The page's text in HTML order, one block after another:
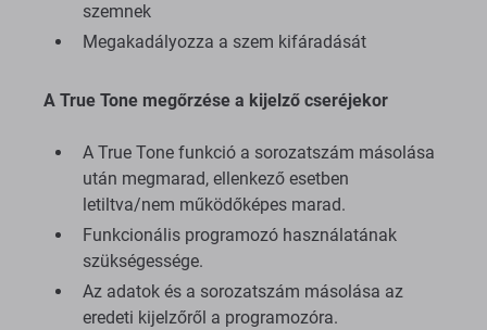
szemnek
Megakadályozza a szem kifáradását
A True Tone megőrzése a kijelző cseréjekor
A True Tone funkció a sorozatszám másolása
után megmarad, ellenkező esetben
letiltva/nem működőképes marad.
Funkcionális programozó használatának
szükségessége.
Az adatok és a sorozatszám másolása az
eredeti kijelzőről a programozóra.